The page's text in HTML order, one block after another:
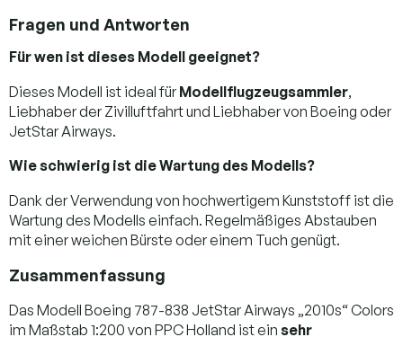
Fragen und Antworten
Für wen ist dieses Modell geeignet?
Dieses Modell ist ideal fürModellflugzeugsammler,
Liebhaber der Zivilluftfahrt und Liebhaber von Boeing oder
JetStar Airways.
Wie schwierig ist die Wartung des Modells?
Dank der Verwendung von hochwertigem Kunststoff ist die
Wartung des Modells einfach. Regelmäßiges Abstauben
mit einer weichen Bürste oder einem Tuch genügt.
Zusammenfassung
Das Modell Boeing 787-838 JetStar Airways „2010s“ Colors
im Maßstab 1:200 von PPC Holland ist ein sehr